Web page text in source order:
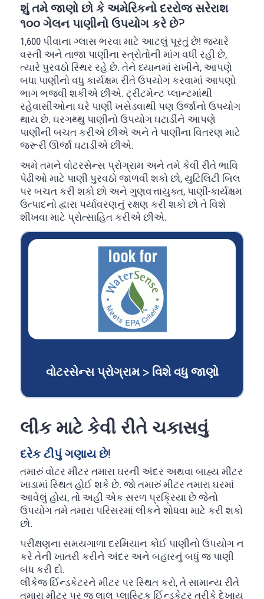
શું તમે જાણો છો કે અમેરિકનો દરરોજ સરેરાશ
૧૦૦ ગેલન પાણીનો ઉપયોગ કરે છે?
1,600 પીવાના ગ્લાસ ભરવા માટે આટલું પૂરતું છે! જ્યારે
વસ્તી અને તાજા પાણીના સ્ત્રોતોની માંગ વધી રહી છે,
ત્યારે પુરવઠો સ્થિર રહે છે. તેને ધ્યાનમાં રાખીને, આપણે
બધા પાણીનો વધુ કાર્યક્ષમ રીતે ઉપયોગ કરવામાં આપણો
ભાગ ભજવી શકીએ છીએ. ટ્રીટમેન્ટ પ્લાન્ટમાંથી
રહેવાસીઓના ઘરે પાણી ખસેડવાથી પણ ઉર્જાનો ઉપયોગ
થાય છે. ઘરગથ્થુ પાણીનો ઉપયોગ ઘટાડીને આપણે
પાણીની બચત કરીએ છીએ અને તે પાણીના વિતરણ માટે
જરૂરી ઊર્જા ઘટાડીએ છીએ.
અમે તમને વોટરસેન્સ પ્રોગ્રામ અને તમે કેવી રીતે ભાવિ
પેઢીઓ માટે પાણી પુરવઠો જાળવી શકો છો, યુટિલિટી બિલ
પર બચત કરી શકો છો અને ગુણવત્તાયુક્ત, પાણી-કાર્યક્ષમ
ઉત્પાદનો દ્વારા પર્યાવરણનું રક્ષણ કરી શકો છો તે વિશે
શીખવા માટે પ્રોત્સાહિત કરીએ છીએ.
વોટરસેન્સ પ્રોગ્રામ > વિશે વધુ જાણો
લીક માટે કેવી રીતે ચકાસવું
દરેક ટીપું ગણાય છે!
તમારું વોટર મીટર તમારા ઘરની અંદર અથવા બાહ્ય મીટર
ખાડામાં સ્થિત હોઈ શકે છે. જો તમારું મીટર તમારા ઘરમાં
આવેલું હોય, તો અહીં એક સરળ પ્રક્રિયા છે જેનો
ઉપયોગ તમે તમારા પરિસરમાં લીકને શોધવા માટે કરી શકો
છો.
પરીક્ષણના સમયગાળા દરમિયાન કોઈ પાણીનો ઉપયોગ ન
કરે તેની ખાતરી કરીને અંદર અને બહારનું બધું જ પાણી
બંધ કરી દો.
લીકેજ ઈિન્ડકેટરને મીટર પર સ્થિત કરો, તે સામાન્ય રીતે
તમારા મીટર પર જ લાલ પ્લાસ્ટિક ઈિન્ડકેટર તરીકે દેખાય